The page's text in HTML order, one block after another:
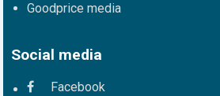
Goodprice media
Social media
Facebook